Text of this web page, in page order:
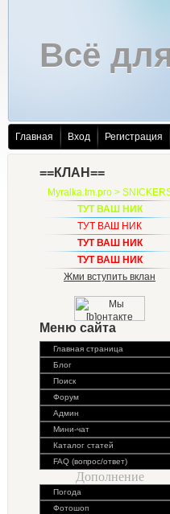
Всё
Главная Вход Регистрация
==КЛАН==
Myralka.tm.pro >
ТУТ ВАШ НИК
ТУТ ВАШ НИК
ТУТ ВАШ НИК
ТУТ ВАШ НИК
Жми вступить вклан
Меню сайта
Главная страница
Блог
Поиск
Форум
Админ
Мини-чат
Каталог статей
FAQ (вопрос/ответ)
Дополнение
Погода
Фотошоп